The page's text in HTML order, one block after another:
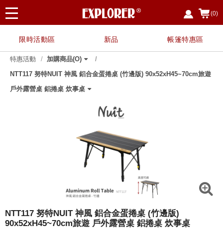
(0)
限時活動區 新品 帳篷特惠區
特惠活動 加購商品(O)
指定廚具、餐具用品，任選3件享88折
【霸氣特惠】任搭1+1 兩入優惠 $2680 露營
椅 蛋捲桌
【霸氣特惠】 任搭1+1 兩入優惠 $2400 露營
椅 蛋捲桌 三層架
【夏日戲水 限時限定】EP7328 救生衣兩件
優惠組
【野餐簡便組】NTE91+NTC114-SET
【兩入優惠價】NTE91 努特NUIT 魔方收納
箱(含桌板)
【兩入優惠】NTB98-1 努特 冒險王 單人充氣
床墊
【兩入優惠】NTC201-1
【兩入優惠】NTC200-SET 努特NUIT 金士曼
鋁合金五段椅
〔8月父親節限定〕指定任選兩件 $888
〔霸氣特惠〕NTB73AG 二入特惠 冒險王 自
動充氣睡墊床 10CM 可拼接
【兩入優惠】NTC169BK-1
買NTC113 NTC114 NTC114T 任一款 享加購
NTC114A沙發套
【兩入優惠】NTC100BK5-SET 努特 金牌特
務 鋁合金五段椅
NTG78BB 加購好禮
NTC168BK-SET
指定伸縮營柱 單件享八折
NTC09A-1
NTS30LG-1
【兩入優惠】NTC114T-1
【兩入優惠】NTC111-1
NTF354-1【兩入優惠】NTF354 布魯斯 折疊
布面三層架
【兩入優惠】NTC103BK-1
【兩入優惠】NTT84-1
【兩入優惠】NTC113BK-1 努特NUIT 三角衛
星 輕量太空椅
【兩入優惠】NTC114-1 努特NUIT 四角衛星
輕量太空椅
【兩入優惠】NTA32-1 努特NUIT 鋁合金雙針
營柱320cm
【兩入優惠】NTC168BK 努特NUIT 傑森 鋁
合金扶手輕量椅
【兩入優惠】NTC124 努特NUIT 森友會 鋁合
金三段低腳椅 鐵灰色 限量背面圖印
【兩入優惠】NTC101-SET 努特NUIT 霹靂遊
俠 三段椅 透氣網布
NTA88+NT0115 努特NUIT 瑪雅Y叉二通管營
柱優惠套組
【多入優惠】NTT80 努特NUIT 跑酷滑板桌
(四入以上享單入$500優惠)
【兩入優惠】NTC75 舒適天堂 帆布鋁合金小
川椅
紅利兌換
NTT117 努特NUIT 神風 鋁合金蛋捲桌 (竹邊版) 90x52xH45~70cm旅遊
戶外露營桌 鋁捲桌 炊事桌
NTT117 努特NUIT 神風 鋁合金蛋捲桌 (竹邊版)
90x52xH45~70cm旅遊 戶外露營桌 鋁捲桌 炊事桌